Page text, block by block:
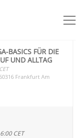
BASICS FÜR DIE
UND ALLTAG
CET
Frankfurt Am
CET